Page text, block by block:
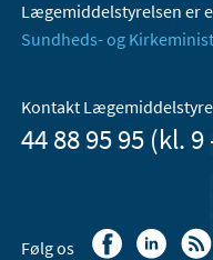
Lægemiddelstyrelsen er
Sundheds- og
Kontakt
44 88 95 95 (kl. 9
Følg os